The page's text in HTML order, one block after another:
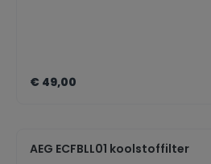
€ 49,00
AEG ECFBLL01 koolstoffilter